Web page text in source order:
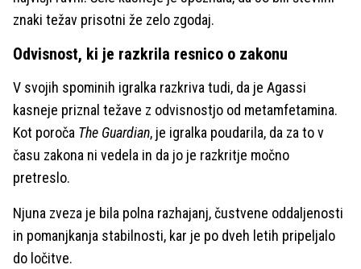
znaki težav prisotni že zelo zgodaj.
Odvisnost, ki je razkrila resnico o zakonu
V svojih spominih igralka razkriva tudi, da je Agassi
kasneje priznal težave z odvisnostjo od metamfetamina.
Kot poroča The Guardian, je igralka poudarila, da za to v
času zakona ni vedela in da jo je razkritje močno
pretreslo.
Njuna zveza je bila polna razhajanj, čustvene oddaljenosti
in pomanjkanja stabilnosti, kar je po dveh letih pripeljalo
do ločitve.